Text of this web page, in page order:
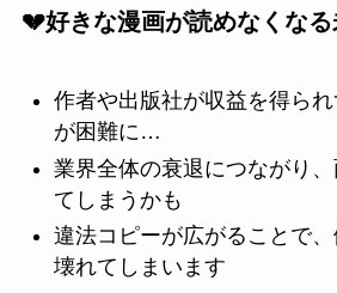
💔好きな漫画が読めなくな
作者や出版社が収益を得ら
が困難に…
業界全体の衰退につながり
てしまうかも
違法コピーが広がることで
壊れてしまいます